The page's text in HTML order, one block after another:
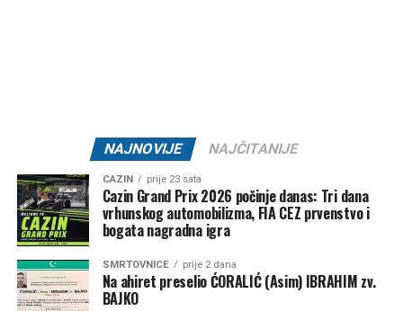
NAJNOVIJE NAJČITANIJE
CAZIN prije 23 sata
Cazin Grand Prix 2026 počinje danas: Tri dana
vrhunskog automobilizma, FIA CEZ prvenstvo i
bogata nagradna igra
SMRTOVNICE prije 2 dana
Na ahiret preselio ĆORALIĆ (Asim) IBRAHIM zv.
BAJKO